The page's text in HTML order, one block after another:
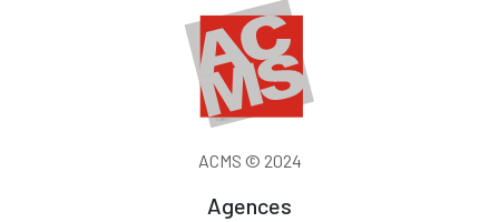
ACMS © 2024
Agences